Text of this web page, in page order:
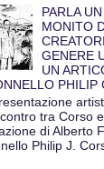
PARLA
MONITO
GENERE
UN
PHILIP
tra Corso
di Alberto
Philip J.